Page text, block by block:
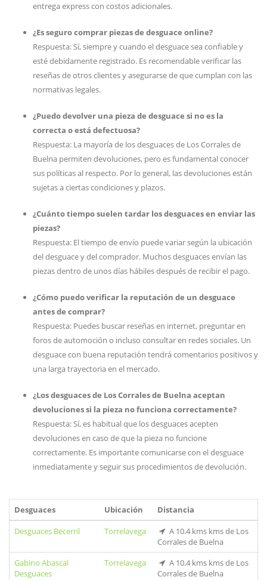
entrega express con costos adicionales.
¿Es seguro comprar piezas de desguace online?
Respuesta: Sí, siempre y cuando el desguace sea confiable y
esté debidamente registrado. Es recomendable verificar las
reseñas de otros clientes y asegurarse de que cumplan con las
normativas legales.
¿Puedo devolver una pieza de desguace si no es la
correcta o está defectuosa?
Respuesta: La mayoría de los desguaces de Los Corrales de
Buelna permiten devoluciones, pero es fundamental conocer
sus políticas al respecto. Por lo general, las devoluciones están
sujetas a ciertas condiciones y plazos.
¿Cuánto tiempo suelen tardar los desguaces en enviar las
piezas?
Respuesta: El tiempo de envío puede variar según la ubicación
del desguace y del comprador. Muchos desguaces envían las
piezas dentro de unos días hábiles después de recibir el pago.
¿Cómo puedo verificar la reputación de un desguace
antes de comprar?
Respuesta: Puedes buscar reseñas en internet, preguntar en
foros de automoción o incluso consultar en redes sociales. Un
desguace con buena reputación tendrá comentarios positivos y
una larga trayectoria en el mercado.
¿Los desguaces de Los Corrales de Buelna aceptan
devoluciones si la pieza no funciona correctamente?
Respuesta: Sí, es habitual que los desguaces acepten
devoluciones en caso de que la pieza no funcione
correctamente. Es importante comunicarse con el desguace
inmediatamente y seguir sus procedimientos de devolución.
Desguaces Ubicación
Distancia
Desguaces Becerril
Torrelavega
A 10.4 kms kms de Los
Corrales de Buelna
Gabino Abascal
Desguaces
Torrelavega
A 10.4 kms kms de Los
Corrales de Buelna